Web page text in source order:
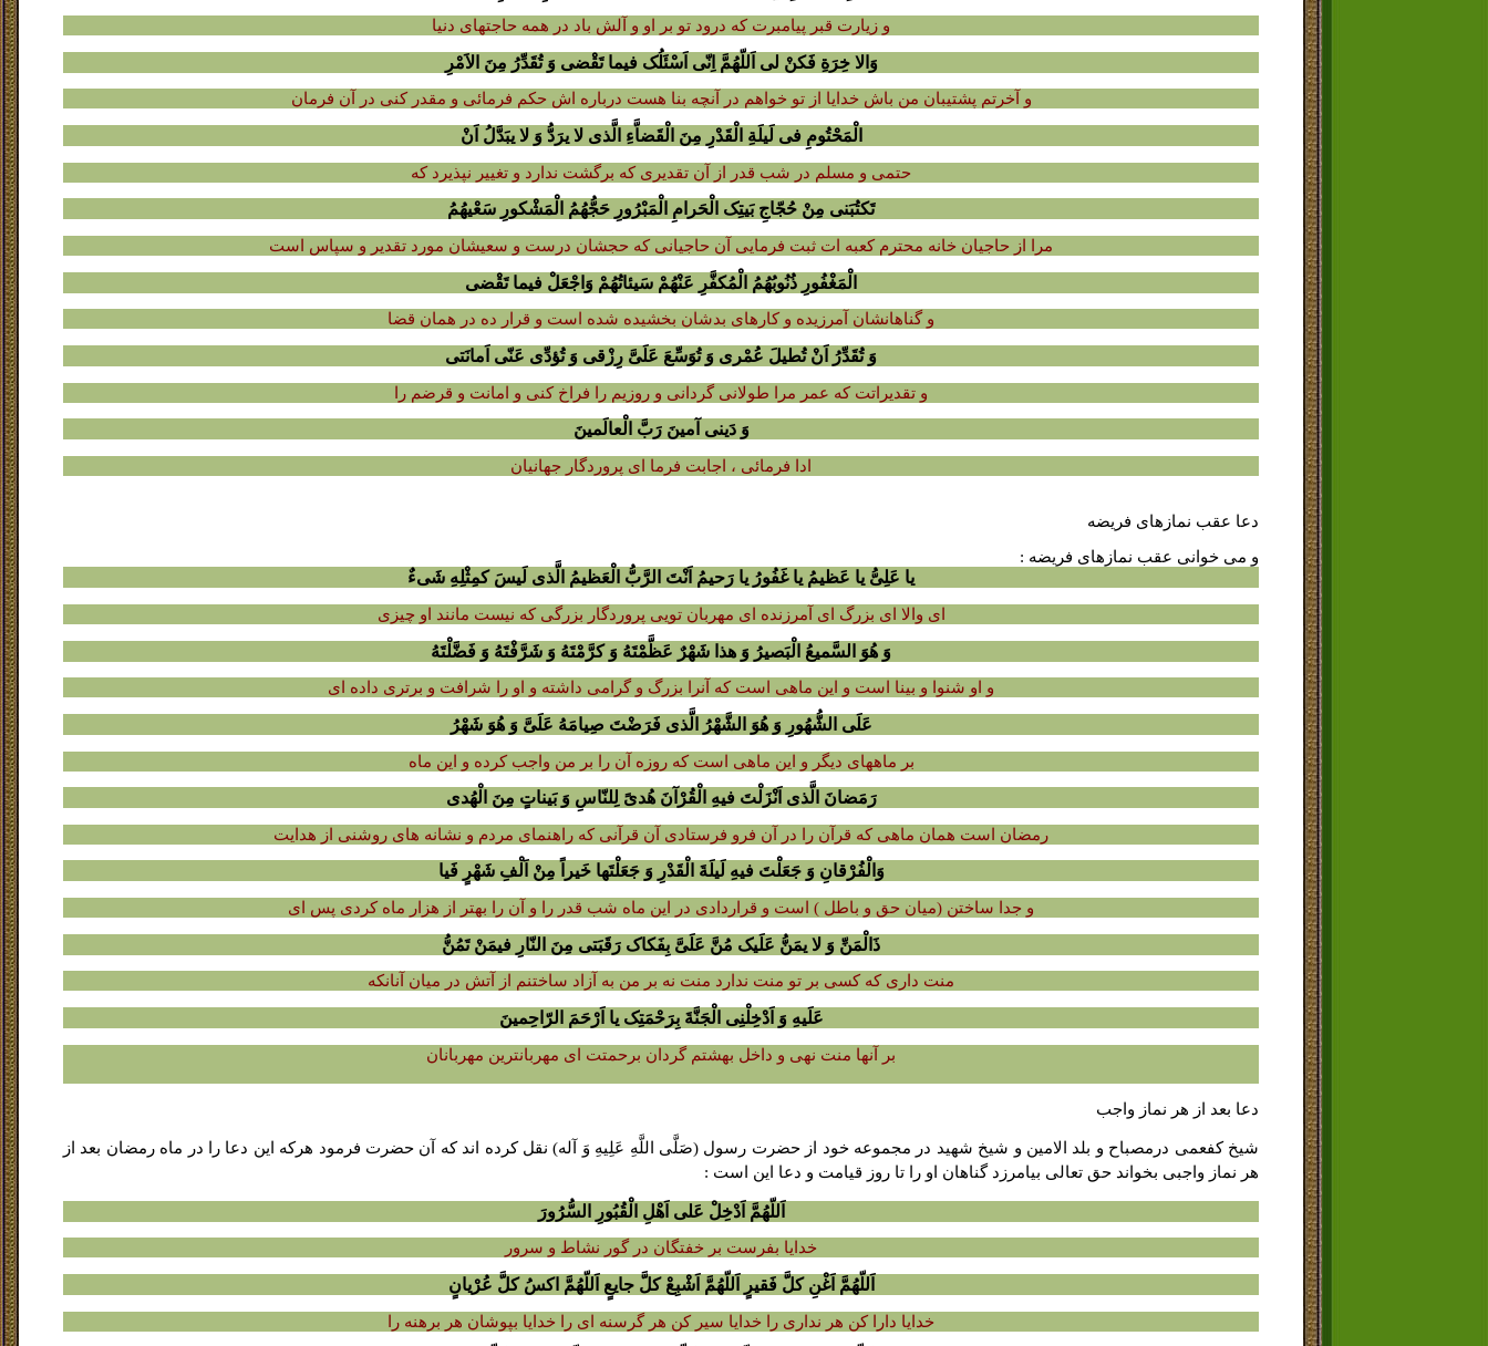
و زیارت قبر پیامبرت که درود تو بر او و آلش باد در همه حاجتهاى دنیا
وَالا خِرَةِ فَکنْ لى اَللّهُمَّ اِنّى اَسْئَلُک فیما تَقْضى وَ تُقَدِّرُ مِنَ الاَمْرِ
و آخرتم پشتیبان من باش خدایا از تو خواهم در آنچه بنا هست درباره اش حکم فرمائى و مقدر کنى در آن فرمان
الْمَحْتُومِ فى لَیلَةِ الْقَدْرِ مِنَ الْقَضاَّءِ الَّذى لا یرَدُّ وَ لا یبَدَّلُ اَنْ
حتمى و مسلم در شب قدر از آن تقدیرى که برگشت ندارد و تغییر نپذیرد که
تَکتُبَنى مِنْ حُجّاجِ بَیتِک الْحَرامِ الْمَبْرُورِ حَجُّهُمُ الْمَشْکورِ سَعْیهُمُ
مرا از حاجیان خانه محترم کعبه ات ثبت فرمایى آن حاجیانى که حجشان درست و سعیشان مورد تقدیر و سپاس است
الْمَغْفُورِ ذُنُوبُهُمُ الْمُکفَّرِ عَنْهُمْ سَیئاتُهُمْ وَاجْعَلْ فیما تَقْضى
و گناهانشان آمرزیده و کارهاى بدشان بخشیده شده است و قرار ده در همان قضا
وَ تُقَدِّرُ اَنْ تُطیلَ عُمْرى وَ تُوَسِّعَ عَلَىَّ رِزْقى وَ تُؤدِّى عَنّى اَمانَتى
و تقدیراتت که عمر مرا طولانى گردانى و روزیم را فراخ کنى و امانت و قرضم را
وَ دَینى آمینَ رَبَّ الْعالَمینَ
ادا فرمائى ، اجابت فرما اى پروردگار جهانیان
دعا عقب نمازهاى فریضه
و مى خوانى عقب نمازهاى فریضه :
یا عَلِىُّ یا عَظیمُ یا غَفُورُ یا رَحیمُ اَنْتَ الرَّبُّ الْعَظیمُ الَّذى لَیسَ کمِثْلِهِ شَىءٌ
اى والا اى بزرگ اى آمرزنده اى مهربان تویى پروردگار بزرگى که نیست مانند او چیزى
وَ هُوَ السَّمیعُ الْبَصیرُ وَ هذا شَهْرٌ عَظَّمْتَهُ وَ کرَّمْتَهُ وَ شَرَّفْتَهُ وَ فَضَّلْتَهُ
و او شنوا و بینا است و این ماهى است که آنرا بزرگ و گرامى داشته و او را شرافت و برترى داده اى
عَلَى الشُّهُورِ وَ هُوَ الشَّهْرُ الَّذى فَرَضْتَ صِیامَهُ عَلَىَّ وَ هُوَ شَهْرُ
بر ماههاى دیگر و این ماهى است که روزه آن را بر من واجب کرده و این ماه
رَمَضانَ الَّذى اَنْزَلْتَ فیهِ الْقُرْآنَ هُدىً لِلنّاسِ وَ بَیناتٍ مِنَ الْهُدى
رمضان است همان ماهى که قرآن را در آن فرو فرستادى آن قرآنى که راهنماى مردم و نشانه هاى روشنى از هدایت
وَالْفُرْقانِ وَ جَعَلْتَ فیهِ لَیلَةَ الْقَدْرِ وَ جَعَلْتَها خَیراً مِنْ اَلْفِ شَهْرٍ فَیا
و جدا ساختن (میان حق و باطل ) است و قراردادى در این ماه شب قدر را و آن را بهتر از هزار ماه کردى پس اى
ذَالْمَنِّ وَ لا یمَنُّ عَلَیک مُنَّ عَلَىَّ بِفَکاک رَقَبَتى مِنَ النّارِ فیمَنْ تَمُنُّ
منت دارى که کسى بر تو منت ندارد منت نه بر من به آزاد ساختنم از آتش در میان آنانکه
عَلَیهِ وَ اَدْخِلْنِى الْجَنَّةَ بِرَحْمَتِک یا اَرْحَمَ الرّاحِمینَ
بر آنها منت نهى و داخل بهشتم گردان برحمتت اى مهربانترین مهربانان
دعا بعد از هر نماز واجب
شیخ کفعمى درمصباح و بلد الامین و شیخ شهید در مجموعه خود از حضرت رسول (صَلَّى اللَّهِ عَلِیهِ وَ آله) نقل کرده اند که آن حضرت فرمود هرکه این دعا را در ماه رمضان بعد از
هر نماز واجبى بخواند حق تعالى بیامرزد گناهان او را تا روز قیامت و دعا این است :
اَللّهُمَّ اَدْخِلْ عَلى اَهْلِ الْقُبُورِ السُّرُورَ
خدایا بفرست بر خفتگان در گور نشاط و سرور
اَللّهُمَّ اَغْنِ کلَّ فَقیرٍ اَللّهُمَّ اَشْبِعْ کلَّ جایعٍ اَللّهُمَّ اکسُ کلَّ عُرْیانٍ
خدایا دارا کن هر ندارى را خدایا سیر کن هر گرسنه اى را خدایا بپوشان هر برهنه را